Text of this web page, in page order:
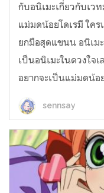
กับอนิเมะเกี่ยวกับเว
แม่มดน้อยโดเรมี ใค
ยกมือสุดแขนน อนิเมะ
เป็นอนิเมะในดวงใจ
อยากจะเป็นแม่มดน้อ
sennsay